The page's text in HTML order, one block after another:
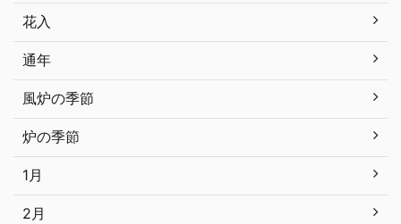
花入
通年
風炉の季節
炉の季節
1月
2月